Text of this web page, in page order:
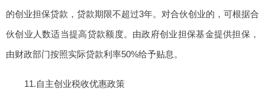
的创业担保贷款，贷款期限不超过3年。对合伙创业的，可根据合
伙创业人数适当提高贷款额度。由政府创业担保基金提供担保，
由财政部门按照实际贷款利率50%给予贴息。
11.自主创业税收优惠政策